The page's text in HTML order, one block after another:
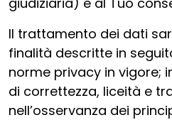
Il trattamento dei dati
finalità descritte in
norme privacy in vigore;
di correttezza, liceità e
nell’osservanza dei